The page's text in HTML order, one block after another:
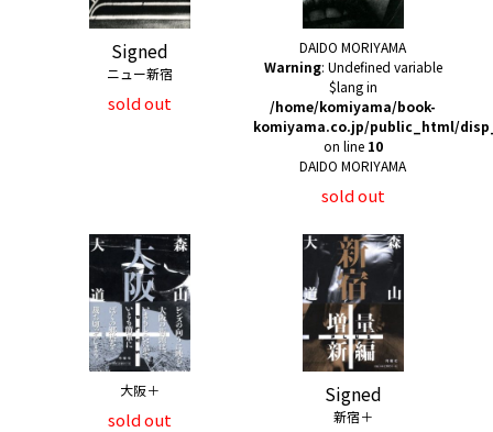
Signed
ニュー新宿
sold out
DAIDO MORIYAMA
Warning: Undefined variable
$lang in
/home/komiyama/book-
komiyama.co.jp/public_html/
on line 10
DAIDO MORIYAMA
sold out
大阪＋
sold out
Signed
新宿＋